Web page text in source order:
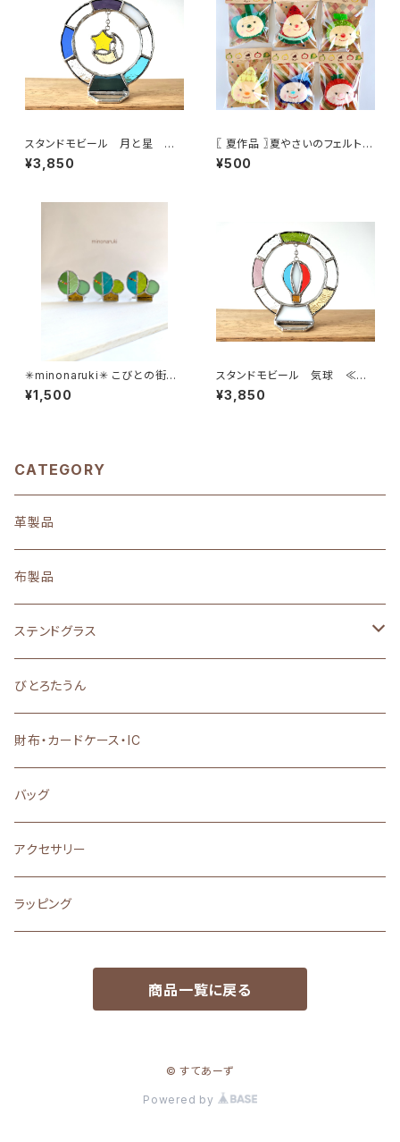
スタンドモビール 月と星 ≪
受注生産≫
¥3,850
〖 夏作品 〗夏やさいのフェルトマ
グネット
¥500
✳︎minonaruki✳︎ こびとの街－
びとろたうんー≪受注生産≫
¥1,500
スタンドモビール 気球 ≪受
注生産≫
¥3,850
CATEGORY
革製品
布製品
ステンドグラス
置物・雑貨・小物
アクセサリー
びとろたうん
財布・カードケース・IC
バッグ
アクセサリー
ラッピング
商品一覧に戻る
© すてあーず
Powered by